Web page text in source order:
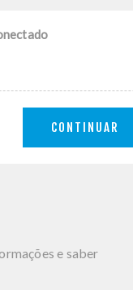
CONTINUAR
e saber